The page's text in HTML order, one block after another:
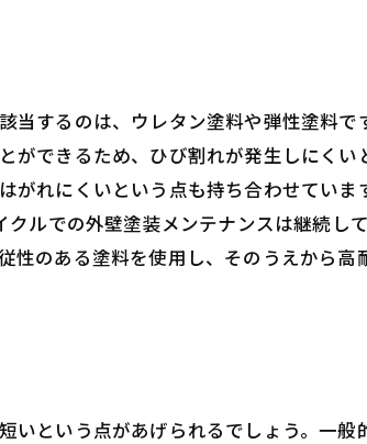
するのは、ウレタン塗料や弾性塗料
ができるため、ひび割れが発生しにく
がれにくいという点も持ち合わせてい
ルでの外壁塗装メンテナンスは継続し
のある塗料を使用し、そのうえから高
いという点があげられるでしょう。一